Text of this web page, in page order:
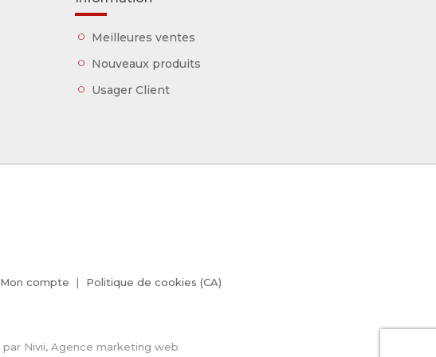
Meilleures ventes
Nouveaux produits
Usager Client
Mon compte Politique de cookies (CA)
par Nivii, Agence marketing web